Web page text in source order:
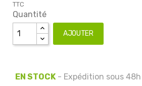
TTC
Quantité
AJOUTER
EN STOCK - Expédition sous 48h